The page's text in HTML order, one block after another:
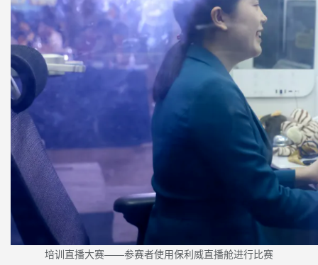
培训直播大赛——参赛者使用保利威直播舱进行比赛